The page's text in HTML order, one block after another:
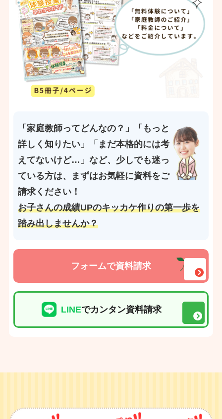
「家庭教師ってどんなの？」「もっと
詳しく知りたい」「まだ本格的には考
えてないけど…」など、少しでも迷っ
ている方は、まずはお気軽に資料をご
請求ください！
お子さんの成績UPのキッカケ作りの第一歩を
踏み出しませんか？
フォームで資料請求
LINEでカンタン資料請求